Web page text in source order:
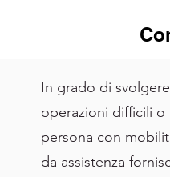
In grado di
operazioni difficili
persona con
da assistenza